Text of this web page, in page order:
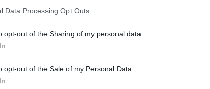
Data Processing Opt Outs
opt-out of the Sharing of my personal data.
opt-out of the Sale of my Personal Data.